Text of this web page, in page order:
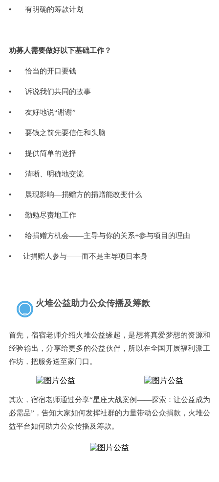
• 有明确的筹款计划
劝募人需要做好以下基础工作？
• 恰当的开口要钱
• 诉说我们共同的故事
• 友好地说“谢谢”
• 要钱之前先要信任和头脑
• 提供简单的选择
• 清晰、明确地交流
• 展现影响—捐赠方的捐赠能改变什么
• 勤勉尽责地工作
• 给捐赠方机会——主导与你的关系+参与项目的理由
• 让捐赠人参与——而不是主导项目本身
二
火堆公益助力公众传播及筹款
首先，宿宿老师介绍火堆公益缘起，是想将真爱梦想的资源和
经验输出，分享给更多的公益伙伴，所以在全国 开展福利派工
作坊，把服务送至家门口。
其次，宿宿老师通过分享“星座大战案例——探索：让公益成为
必需品”，告知大家如何发挥社群的力量带动公众捐款，火堆公
益平台如何助力公众传播及筹款。